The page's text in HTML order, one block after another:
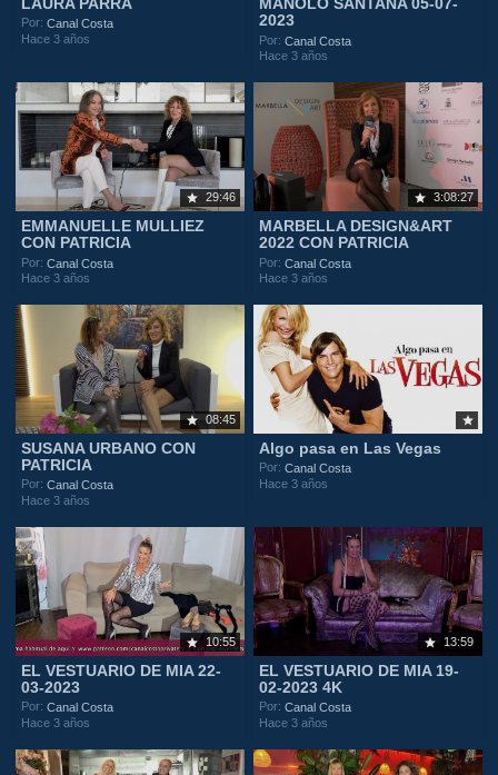
LAURA PARRA
Por:Canal Costa
Hace 3 años
MANOLO SANTANA 05-07-
2023
Por:Canal Costa
Hace 3 años
29:46
EMMANUELLE MULLIEZ
CON PATRICIA
Por:Canal Costa
Hace 3 años
3:08:27
MARBELLA DESIGN&ART
2022 CON PATRICIA
Por:Canal Costa
Hace 3 años
08:45
SUSANA URBANO CON
PATRICIA
Por:Canal Costa
Hace 3 años
Algo pasa en Las Vegas
Por:Canal Costa
Hace 3 años
10:55
EL VESTUARIO DE MIA 22-
03-2023
Por:Canal Costa
Hace 3 años
13:59
EL VESTUARIO DE MIA 19-
02-2023 4K
Por:Canal Costa
Hace 3 años